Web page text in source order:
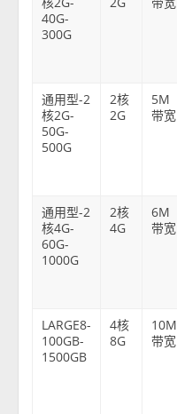
40G-
300G
通用型-2
核2G-
50G-
500G
2核
2G
5M
带宽
通用型-2
核4G-
60G-
1000G
2核
4G
6M
带宽
LARGE8-
100GB-
1500GB
4核
8G
10M
带宽